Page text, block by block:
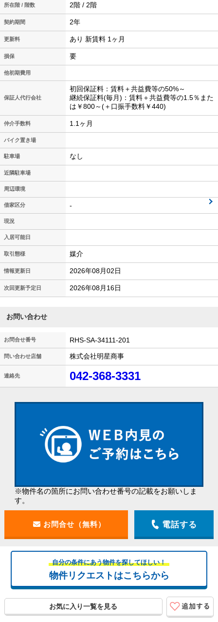
所在階 / 階数 2階 / 2階
契約期間 2年
更新料 あり 新賃料 1ヶ月
損保 要
他初期費用
保証人代行会社
初回保証料：賃料＋共益費等の50%～
継続保証料(毎月)：賃料＋共益費等の1.5％また
は￥800～(＋口振手数料￥440)
仲介手数料 1.1ヶ月
バイク置き場
駐車場 なし
近隣駐車場
周辺環境
借家区分 -
現況
入居可能日
取引態様 媒介
情報更新日 2026年08月02日
次回更新予定日 2026年08月16日
お問い合わせ
お問合せ番号 RHS-SA-34111-201
問い合わせ店舗 株式会社明星商事
連絡先 042-368-3331
※物件名の箇所にお問い合わせ番号の記載をお願いしま
す。
電話する
自分の条件にあう物件を探してほしい！
物件リクエストはこちらから
お気に入り一覧を見る